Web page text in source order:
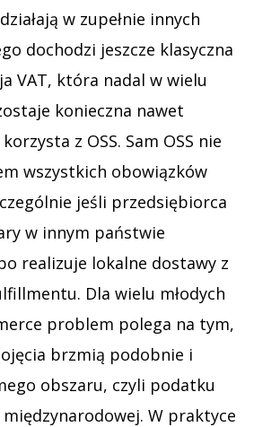
w zupełnie innych
dochodzi jeszcze klasyczna
VAT, która nadal w wielu
konieczna nawet
z OSS. Sam OSS nie
wszystkich obowiązków
jeśli przedsiębiorca
w innym państwie
realizuje lokalne dostawy z
Dla wielu młodych
problem polega na tym,
brzmią podobnie i
obszaru, czyli podatku
międzynarodowej. W praktyce